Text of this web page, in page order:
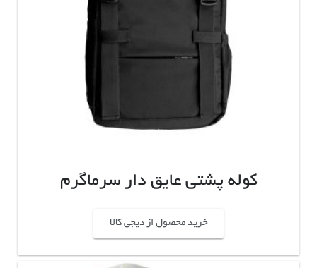
کوله پشتی عایق دار سرماگرم
خرید محصول از دیجی کالا